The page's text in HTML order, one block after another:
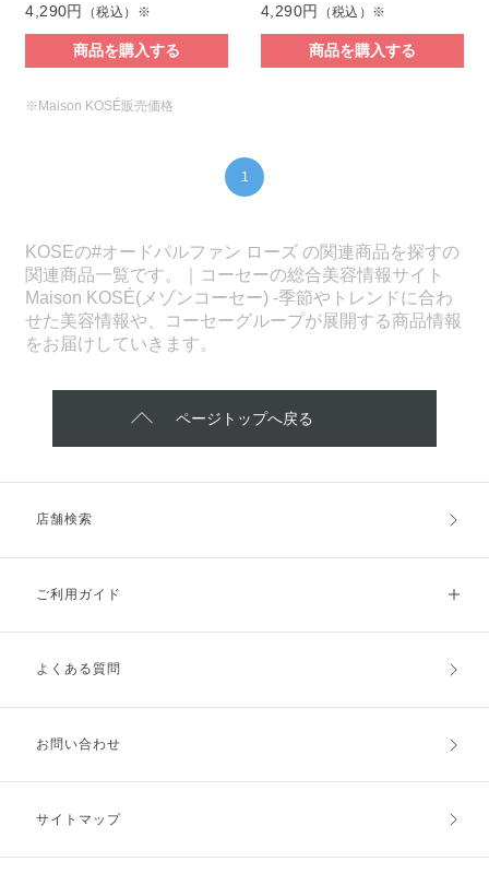
4,290円
（税込）※
商品を購入する
4,290円
（税込）※
商品を購入する
※Maison KOSÉ販売価格
1
KOSEの#オードパルファン ローズ の関連商品を探すの
関連商品一覧です。｜コーセーの総合美容情報サイト
Maison KOSÉ(メゾンコーセー) -季節やトレンドに合わ
せた美容情報や、コーセーグループが展開する商品情報
をお届けしていきます。
ページトップへ戻る
店舗検索
ご利用ガイド
ご利用ガイドトップ
お支払方法
キャンセル・返品・交換
よくある質問
お問い合わせ
サイトマップ